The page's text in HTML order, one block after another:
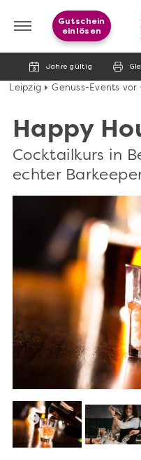
Jahre gültig
Gutschein
einlösen
Leipzig Genuss-Events vor
Happy
Cocktailkurs in
echter